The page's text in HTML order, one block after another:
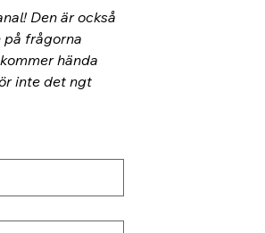
Den är också
på frågorna
hända
inte det ngt